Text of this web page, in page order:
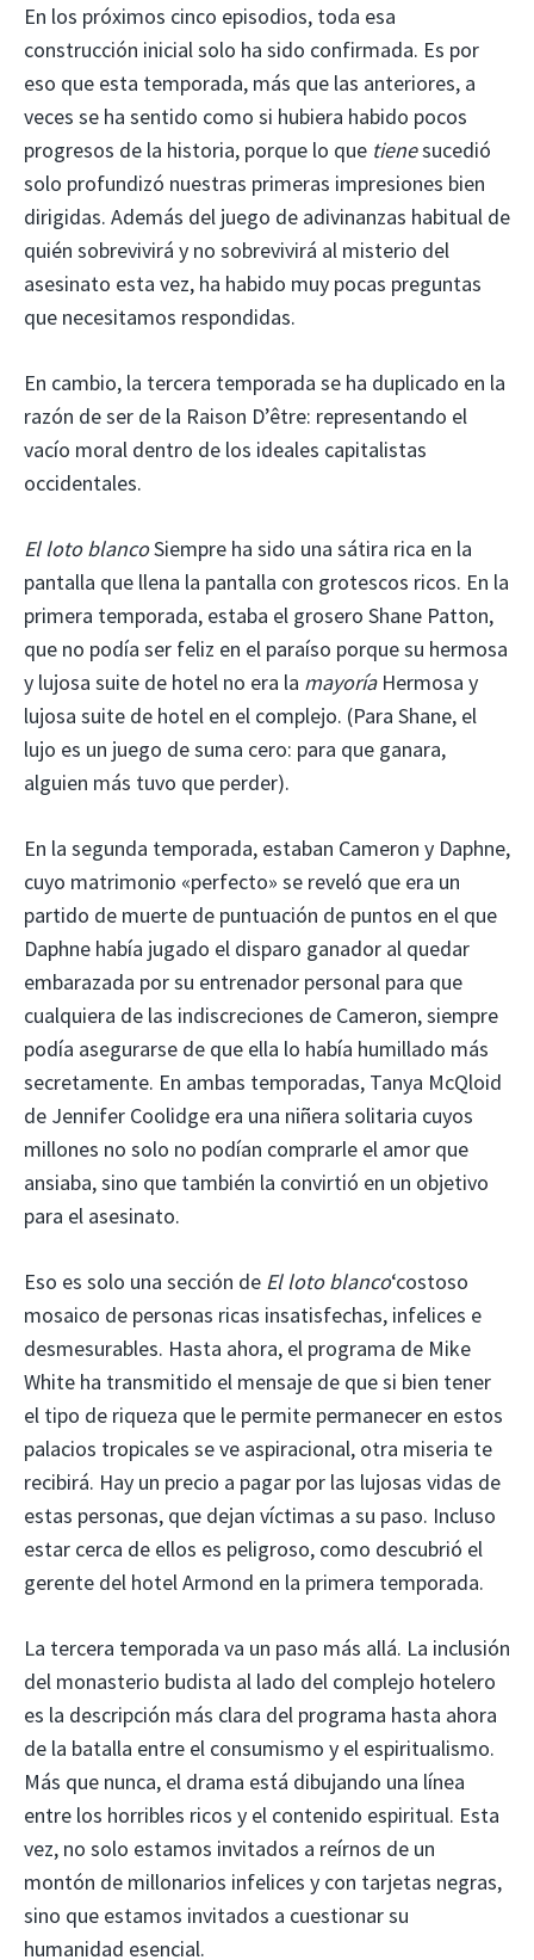
En los próximos cinco episodios, toda esa
construcción inicial solo ha sido confirmada. Es por
eso que esta temporada, más que las anteriores, a
veces se ha sentido como si hubiera habido pocos
progresos de la historia, porque lo que tienesucedió
solo profundizó nuestras primeras impresiones bien
dirigidas. Además del juego de adivinanzas habitual de
quién sobrevivirá y no sobrevivirá al misterio del
asesinato esta vez, ha habido muy pocas preguntas
que necesitamos respondidas.
En cambio, la tercera temporada se ha duplicado en la
razón de ser de la Raison D’être: representando el
vacío moral dentro de los ideales capitalistas
occidentales.
El loto blancoSiempre ha sido una sátira rica en la
pantalla que llena la pantalla con grotescos ricos. En la
primera temporada, estaba el grosero Shane Patton,
que no podía ser feliz en el paraíso porque su hermosa
y lujosa suite de hotel no era la mayoríaHermosa y
lujosa suite de hotel en el complejo. (Para Shane, el
lujo es un juego de suma cero: para que ganara,
alguien más tuvo que perder).
En la segunda temporada, estaban Cameron y Daphne,
cuyo matrimonio «perfecto» se reveló que era un
partido de muerte de puntuación de puntos en el que
Daphne había jugado el disparo ganador al quedar
embarazada por su entrenador personal para que
cualquiera de las indiscreciones de Cameron, siempre
podía asegurarse de que ella lo había humillado más
secretamente. En ambas temporadas, Tanya McQloid
de Jennifer Coolidge era una niñera solitaria cuyos
millones no solo no podían comprarle el amor que
ansiaba, sino que también la convirtió en un objetivo
para el asesinato.
Eso es solo una sección de El loto blanco‘costoso
mosaico de personas ricas insatisfechas, infelices e
desmesurables. Hasta ahora, el programa de Mike
White ha transmitido el mensaje de que si bien tener
el tipo de riqueza que le permite permanecer en estos
palacios tropicales se ve aspiracional, otra miseria te
recibirá. Hay un precio a pagar por las lujosas vidas de
estas personas, que dejan víctimas a su paso. Incluso
estar cerca de ellos es peligroso, como descubrió el
gerente del hotel Armond en la primera temporada.
La tercera temporada va un paso más allá. La inclusión
del monasterio budista al lado del complejo hotelero
es la descripción más clara del programa hasta ahora
de la batalla entre el consumismo y el espiritualismo.
Más que nunca, el drama está dibujando una línea
entre los horribles ricos y el contenido espiritual. Esta
vez, no solo estamos invitados a reírnos de un
montón de millonarios infelices y con tarjetas negras,
sino que estamos invitados a cuestionar su
humanidad esencial.